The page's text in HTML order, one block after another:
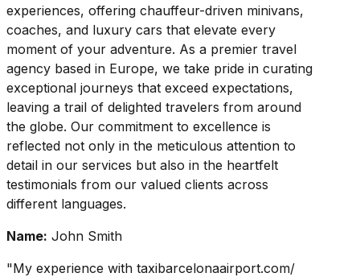
experiences, offering chauffeur-driven minivans,
coaches, and luxury cars that elevate every
moment of your adventure. As a premier travel
agency based in Europe, we take pride in curating
exceptional journeys that exceed expectations,
leaving a trail of delighted travelers from around
the globe. Our commitment to excellence is
reflected not only in the meticulous attention to
detail in our services but also in the heartfelt
testimonials from our valued clients across
different languages.
Name: John Smith
"My experience with taxibarcelonaairport.com/